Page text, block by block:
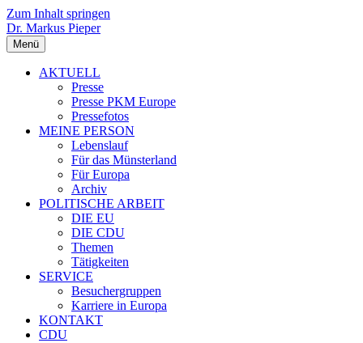
Zum Inhalt springen
Dr. Markus Pieper
Menü
AKTUELL
Presse
Presse PKM Europe
Pressefotos
MEINE PERSON
Lebenslauf
Für das Münsterland
Für Europa
Archiv
POLITISCHE ARBEIT
DIE EU
DIE CDU
Themen
Tätigkeiten
SERVICE
Besuchergruppen
Karriere in Europa
KONTAKT
CDU